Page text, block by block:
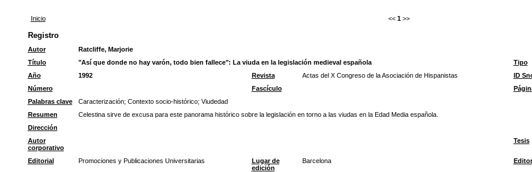
Inicio << 1 >>
Registro
Autor
Ratcliffe, Marjorie
Título
"Así que donde no hay varón, todo bien fallece": La viuda en la legislación medieval española Tipo
Año
1992 Revista Actas del X Congreso de la Asociación de Hispanistas ID
Número
Fascículo
Palabras clave
Caracterización; Contexto socio-histórico; Viudedad
Resumen
Celestina sirve de excusa para este panorama histórico sobre la legislación en torno a las viudas en la Edad Media española.
Dirección
Autor
corporativo
Tesis
Editorial Promociones y Publicaciones Universitarias
Lugar de
edición
Barcelona Editor